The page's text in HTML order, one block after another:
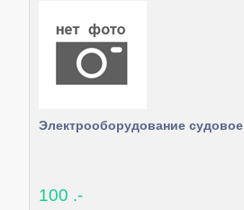
Электрооборудование судовое
100 .-